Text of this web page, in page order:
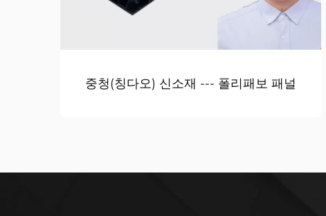
중청(칭다오) 신소재 --- 폴리패보 패널